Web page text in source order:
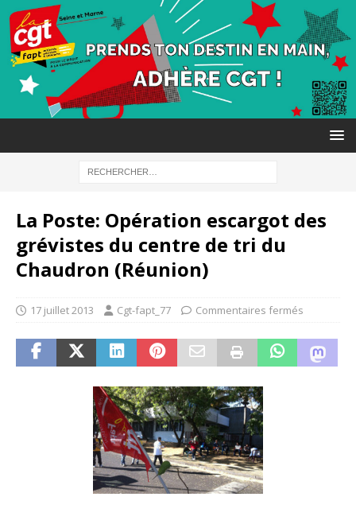
La Poste: Opération escargot des
grévistes du centre de tri du
Chaudron (Réunion)
17 juillet 2013 Cgt-fapt_77 Commentaires fermés